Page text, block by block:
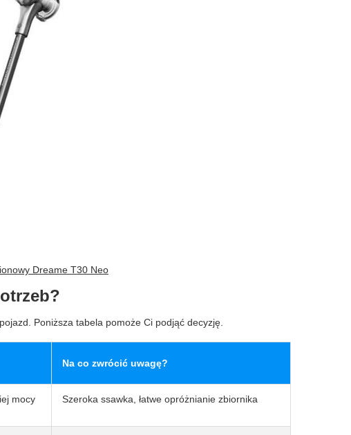
Dreame T30 Neo
Poniższa tabela pomoże Ci podjąć decyzję.
Na co zwrócić uwagę?
mocy Szeroka ssawka, łatwe opróżnianie zbiornika